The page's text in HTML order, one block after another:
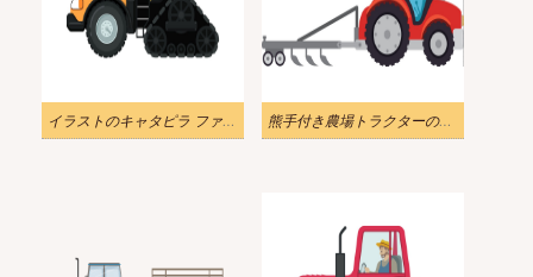
イラストのキャタピラ ファーム トラクター 熊手付き農場トラクターのイラスト